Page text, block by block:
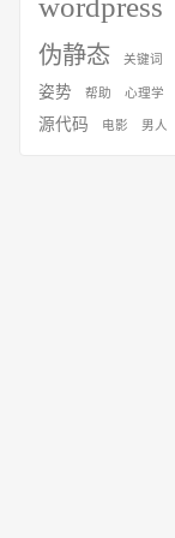
wordpress
伪静态 关键词
姿势
帮助 心理学
源代码
电影 男人